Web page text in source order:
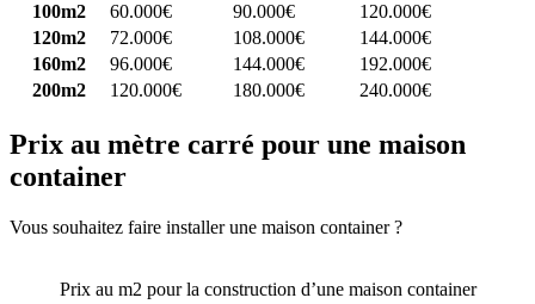
100m2
60.000€ 90.000€
120.000€
120m2
72.000€ 108.000€
144.000€
160m2
96.000€ 144.000€
192.000€
200m2
120.000€ 180.000€ 240.000€
Prix au mètre carré pour une maison
container
Vous souhaitez faire installer une maison container ?
Prix au m2 pour la construction d’une maison container